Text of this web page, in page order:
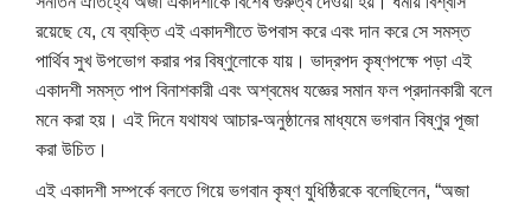
রয়েছে যে, যে ব্যক্তি এই একাদশীতে উপবাস করে এবং দান করে সে সমস্ত
পার্থিব সুখ উপভোগ করার পর বিষ্ণুলোকে যায়। ভাদ্রপদ কৃষ্ণপক্ষে পড়া এই
একাদশী সমস্ত পাপ বিনাশকারী এবং অশ্বমেধ যজ্ঞের সমান ফল প্রদানকারী বলে
মনে করা হয়। এই দিনে যথাযথ আচার-অনুষ্ঠানের মাধ্যমে ভগবান বিষ্ণুর পূজা
করা উচিত।
এই একাদশী সম্পর্কে বলতে গিয়ে ভগবান কৃষ্ণ যুধিষ্ঠিরকে বলেছিলেন, “অজা